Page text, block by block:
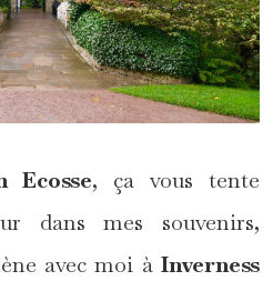
Ecosse, ça vous tente
dans mes souvenirs,
avec moi à Inverness